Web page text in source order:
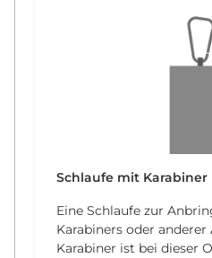
Schlaufe mit Karabiner
Eine Schlaufe zur
Karabiners oder anderer
Karabiner ist bei dieser